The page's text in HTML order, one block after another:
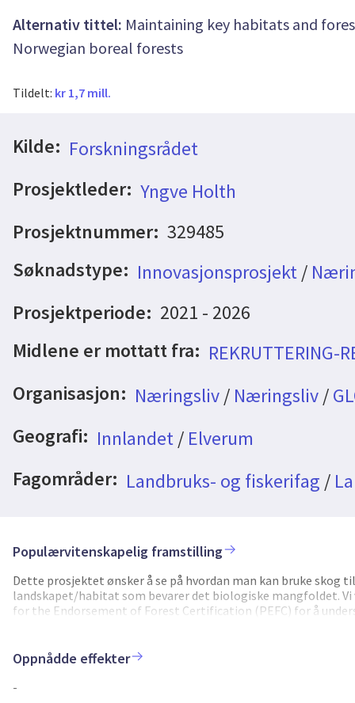
Alternativ tittel: Maintaining key habitats and
Norwegian boreal forests
Tildelt: kr 1,7 mill.
Kilde: Forskningsrådet
Prosjektleder: Yngve Holth
Prosjektnummer: 329485
Søknadstype: Innovasjonsprosjekt/
Prosjektperiode: 2021 - 2026
Midlene er mottatt fra: REKRUTTERING-
Organisasjon: Næringsliv/ Næringsliv/
Geografi: Innlandet/ Elverum
Fagområder: Landbruks- og fiskerifag /
Populærvitenskapelig framstilling
Dette prosjektet ønsker å se på hvordan man kan bruke
landskapet/habitat som bevarer det biologiske mangfoldet.
for the Endorsement of Forest Certification (PEFC) for å
2021)). Økt fokus på bioøkonomi og skogbruk er ikke uten
bevare biologisk mangfold og økosystemer i overgangen til
bestand-nivået i analyser av miljøhensyn og bærekraft i
Oppnådde effekter
-